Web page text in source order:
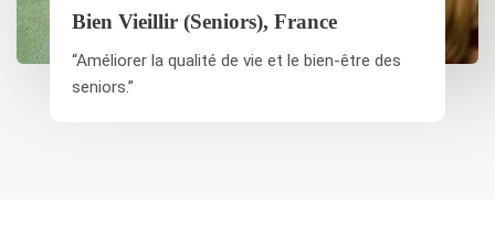
Bien Vieillir (seniors), France
“Améliorer la qualité de vie et le bien-être des
seniors.”​